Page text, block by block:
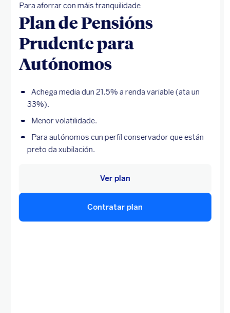
Para aforrar con máis tranquilidade
Plan de Pensións
Prudente para
Autónomos
Achega media dun 21,5% a renda variable (ata un
33%).
Menor volatilidade.
Para autónomos cun perfil conservador que están
preto da xubilación.
Contratar plan
Ver plan